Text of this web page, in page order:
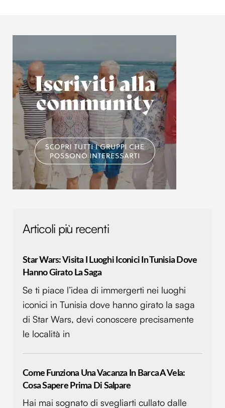
Articoli più recenti
Star Wars: Visita I Luoghi Iconici In Tunisia Dove
Hanno Girato La Saga
Se ti piace l’idea di immergerti nei luoghi
iconici in Tunisia dove hanno girato la saga
di Star Wars, devi conoscere precisamente
le località in
Come Funziona Una Vacanza In Barca A Vela:
Cosa Sapere Prima Di Salpare
Hai mai sognato di svegliarti cullato dalle